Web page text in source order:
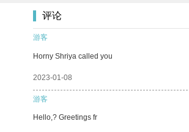
评论
游客
Horny Shriya called you
2023-01-08
游客
Hello,? Greetings fr